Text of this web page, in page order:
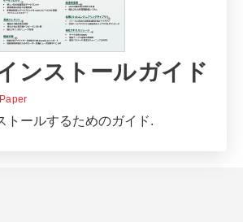
ンストールガイド
トールするためのガイド.